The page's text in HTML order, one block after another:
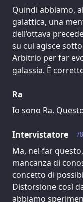
Quindi abbiamo,
galattica, una
dell’ottava
su cui agisce
Arbitrio per far
galassia. È
Ra
Io sono Ra.
Intervistatore
Ma, nel far
mancanza di
concetto di
Distorsione così
abbiamo